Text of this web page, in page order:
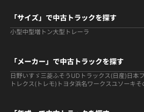
「サイズ」で中古トラックを探す
小型中型増トン大型 トレーラ
「メーカー」で中古トラックを探す
日野いすゞ 三菱ふそう UDトラックス(日産) 日本
トレクス(トレモ) トヨタ浜名ワークスユソーキそ